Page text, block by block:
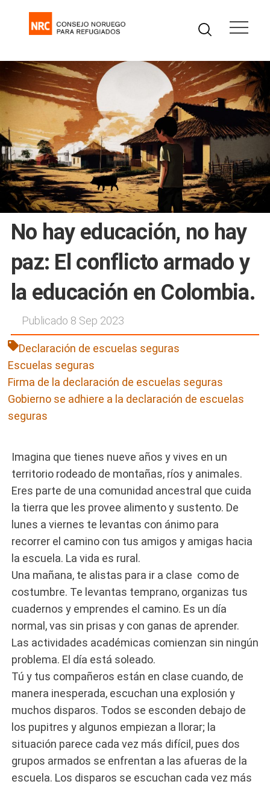
No hay educación, no hay
paz: El conflicto armado y
la educación en Colombia.
Publicado 8 Sep 2023
Declaración de escuelas seguras
Escuelas seguras
Firma de la declaración de escuelas seguras
Gobierno se adhiere a la declaración de escuelas
seguras
Imagina que tienes nueve años y vives en un
territorio rodeado de montañas, ríos y animales.
Eres parte de una comunidad ancestral que cuida
la tierra que les provee alimento y sustento. De
lunes a viernes te levantas con ánimo para
recorrer el camino con tus amigos y amigas hacia
la escuela. La vida es rural.
Una mañana, te alistas para ir a clase como de
costumbre. Te levantas temprano, organizas tus
cuadernos y emprendes el camino. Es un día
normal, vas sin prisas y con ganas de aprender.
Las actividades académicas comienzan sin ningún
problema. El día está soleado.
Tú y tus compañeros están en clase cuando, de
manera inesperada, escuchan una explosión y
muchos disparos. Todos se esconden debajo de
los pupitres y algunos empiezan a llorar; la
situación parece cada vez más difícil, pues dos
grupos armados se enfrentan a las afueras de la
escuela. Los disparos se escuchan cada vez más